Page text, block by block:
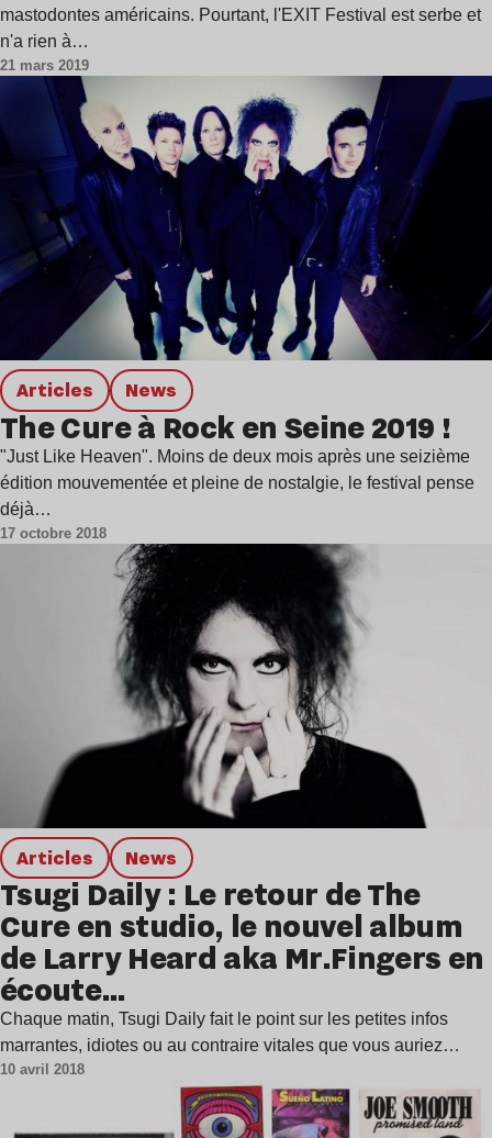
mastodontes américains. Pourtant, l'EXIT Festival est serbe et
n'a rien à…
21 mars 2019
Articles news
The Cure à Rock en Seine 2019 !
"Just Like Heaven". Moins de deux mois après une seizième
édition mouvementée et pleine de nostalgie, le festival pense
déjà…
17 octobre 2018
Articles news
Tsugi Daily : Le retour de The
Cure en studio, le nouvel album
de Larry Heard aka Mr.Fingers en
écoute…
Chaque matin, Tsugi Daily fait le point sur les petites infos
marrantes, idiotes ou au contraire vitales que vous auriez…
10 avril 2018